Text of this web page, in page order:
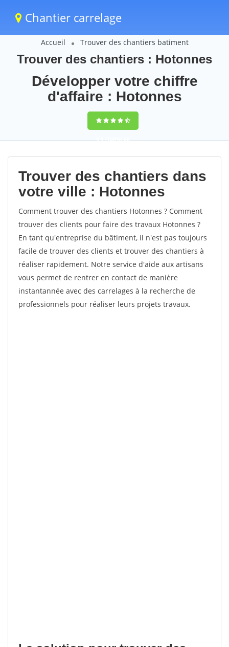
Chantier carrelage
Accueil Trouver des chantiers batiment
Trouver des chantiers : Hotonnes
Développer votre chiffre
d'affaire : Hotonnes
9,5(100%)60
votes
Trouver des chantiers dans
votre ville : Hotonnes
Comment trouver des chantiers Hotonnes ? Comment
trouver des clients pour faire des travaux Hotonnes ?
En tant qu'entreprise du bâtiment, il n'est pas toujours
facile de trouver des clients et trouver des chantiers à
réaliser rapidement. Notre service d'aide aux artisans
vous permet de rentrer en contact de manière
instantannée avec des carrelages à la recherche de
professionnels pour réaliser leurs projets travaux.